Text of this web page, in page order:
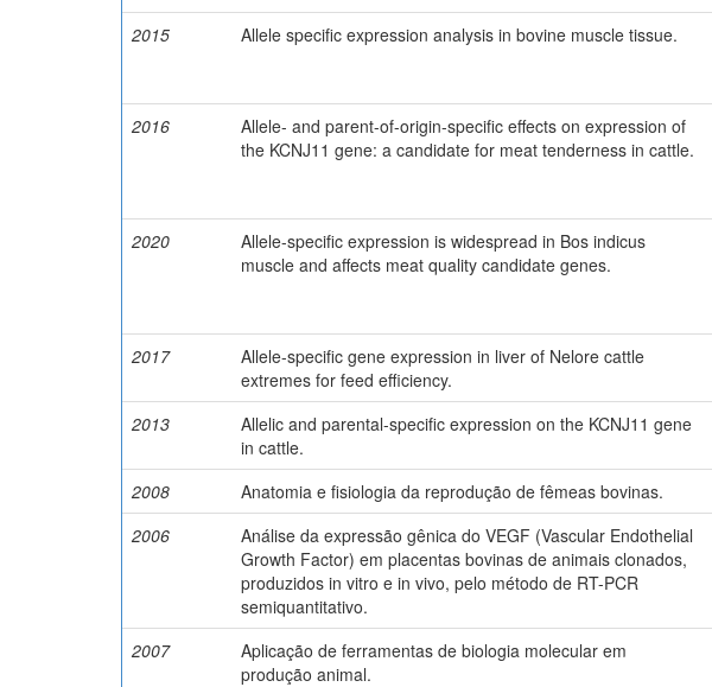
2015
Allele specific expression analysis in bovine muscle tissue.
2016
Allele- and parent-of-origin-specific effects on expression of
the KCNJ11 gene: a candidate for meat tenderness in cattle.
2020
Allele-specific expression is widespread in Bos indicus
muscle and affects meat quality candidate genes.
2017
Allele-specific gene expression in liver of Nelore cattle
extremes for feed efficiency.
2013
Allelic and parental-specific expression on the KCNJ11 gene
in cattle.
2008
Anatomia e fisiologia da reprodução de fêmeas bovinas.
2006
Análise da expressão gênica do VEGF (Vascular Endothelial
Growth Factor) em placentas bovinas de animais clonados,
produzidos in vitro e in vivo, pelo método de RT-PCR
semiquantitativo.
2007
Aplicação de ferramentas de biologia molecular em
produção animal.